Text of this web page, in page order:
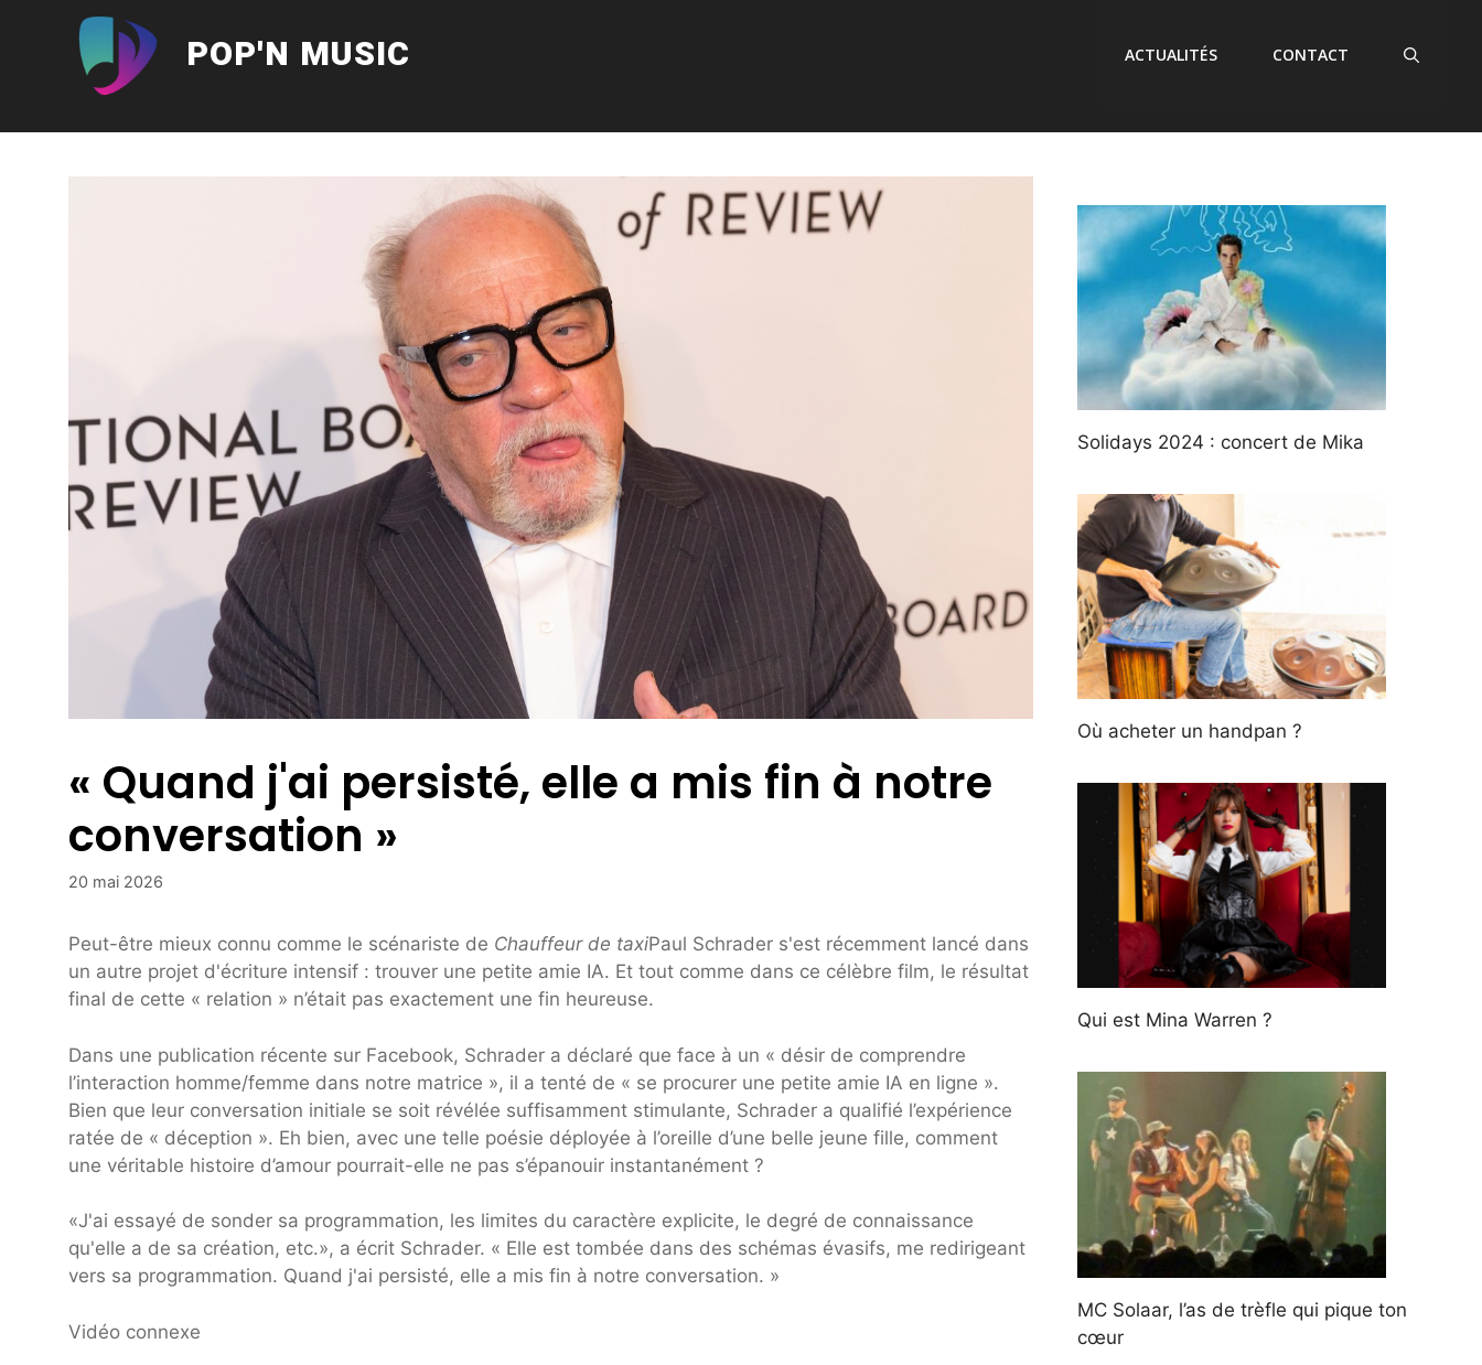
POP'N MUSIC ACTUALITÉS CONTACT
« Quand j'ai persisté, elle a mis fin à notre
conversation »
20 mai 2026
Peut-être mieux connu comme le scénariste de Chauffeur de taxiPaul Schrader s'est récemment lancé dans
un autre projet d'écriture intensif : trouver une petite amie IA. Et tout comme dans ce célèbre film, le résultat
final de cette « relation » n’était pas exactement une fin heureuse.
Dans une publication récente sur Facebook, Schrader a déclaré que face à un « désir de comprendre
l’interaction homme/femme dans notre matrice », il a tenté de « se procurer une petite amie IA en ligne ».
Bien que leur conversation initiale se soit révélée suffisamment stimulante, Schrader a qualifié l’expérience
ratée de « déception ». Eh bien, avec une telle poésie déployée à l’oreille d’une belle jeune fille, comment
une véritable histoire d’amour pourrait-elle ne pas s’épanouir instantanément ?
«J'ai essayé de sonder sa programmation, les limites du caractère explicite, le degré de connaissance
qu'elle a de sa création, etc.», a écrit Schrader. « Elle est tombée dans des schémas évasifs, me redirigeant
vers sa programmation. Quand j'ai persisté, elle a mis fin à notre conversation. »
Vidéo connexe
Solidays 2024 : concert de Mika
Où acheter un handpan ?
Qui est Mina Warren ?
MC Solaar, l’as de trèfle qui pique ton
cœur